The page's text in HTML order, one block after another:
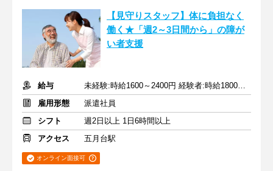
【見守りスタッフ】体に負担なく
働く★「週2～3日間から」の障が
い者支援
給与
未経験:時給1600～2400円 経験者:時給1800～2700円+交通費全額
雇用形態
派遣社員
シフト
週2日以上 1日6時間以上
アクセス
五月台駅
オンライン面接可